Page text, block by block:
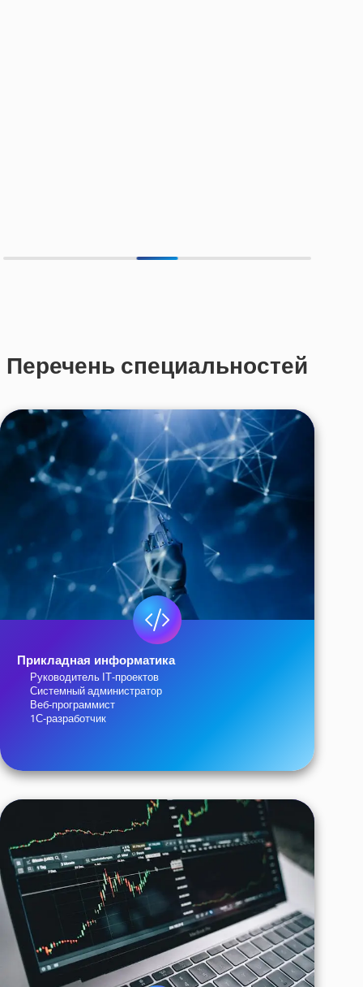
Перечень специальностей
Прикладная информатика
Руководитель IT-проектов
Системный администратор
Веб-программист
1С-разработчик